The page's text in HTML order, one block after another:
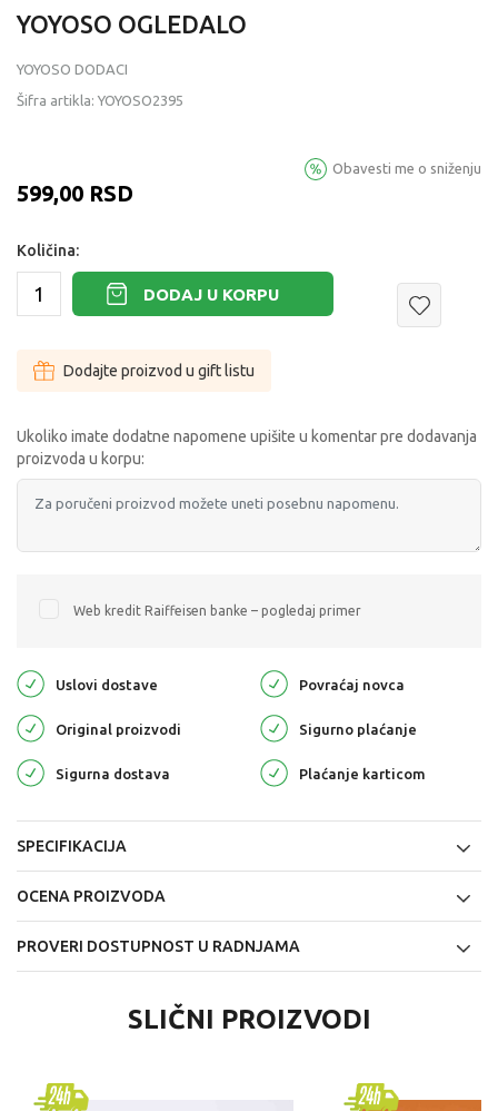
YOYOSO OGLEDALO
YOYOSO DODACI
Šifra artikla: YOYOSO2395
599,00 RSD
Obavesti me o sniženju
Količina:
DODAJ U KORPU
Dodajte proizvod u gift listu
Ukoliko imate dodatne napomene upišite u komentar pre dodavanja
proizvoda u korpu:
Web kredit Raiffeisen banke – pogledaj primer
Uslovi dostave Povraćaj novca
Original proizvodi Sigurno plaćanje
Sigurna dostava Plaćanje karticom
SPECIFIKACIJA
OCENA PROIZVODA
PROVERI DOSTUPNOST U RADNJAMA
SLIČNI PROIZVODI